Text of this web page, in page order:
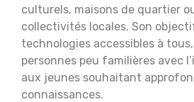
culturels, maisons de quartier
collectivités locales. Son
technologies accessibles à
personnes peu familières avec
aux jeunes souhaitant
connaissances.